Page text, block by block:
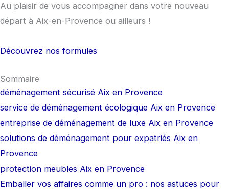
Au plaisir de vous accompagner dans votre nouveau
départ à Aix-en-Provence ou ailleurs !
Découvrez nos formules
Sommaire
déménagement sécurisé Aix en Provence
service de déménagement écologique Aix en Provence
entreprise de déménagement de luxe Aix en Provence
solutions de déménagement pour expatriés Aix en
Provence
protection meubles Aix en Provence
Emballer vos affaires comme un pro : nos astuces pour